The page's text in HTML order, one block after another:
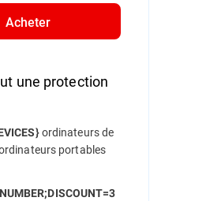
Acheter
une protection
ordinateurs de
portables